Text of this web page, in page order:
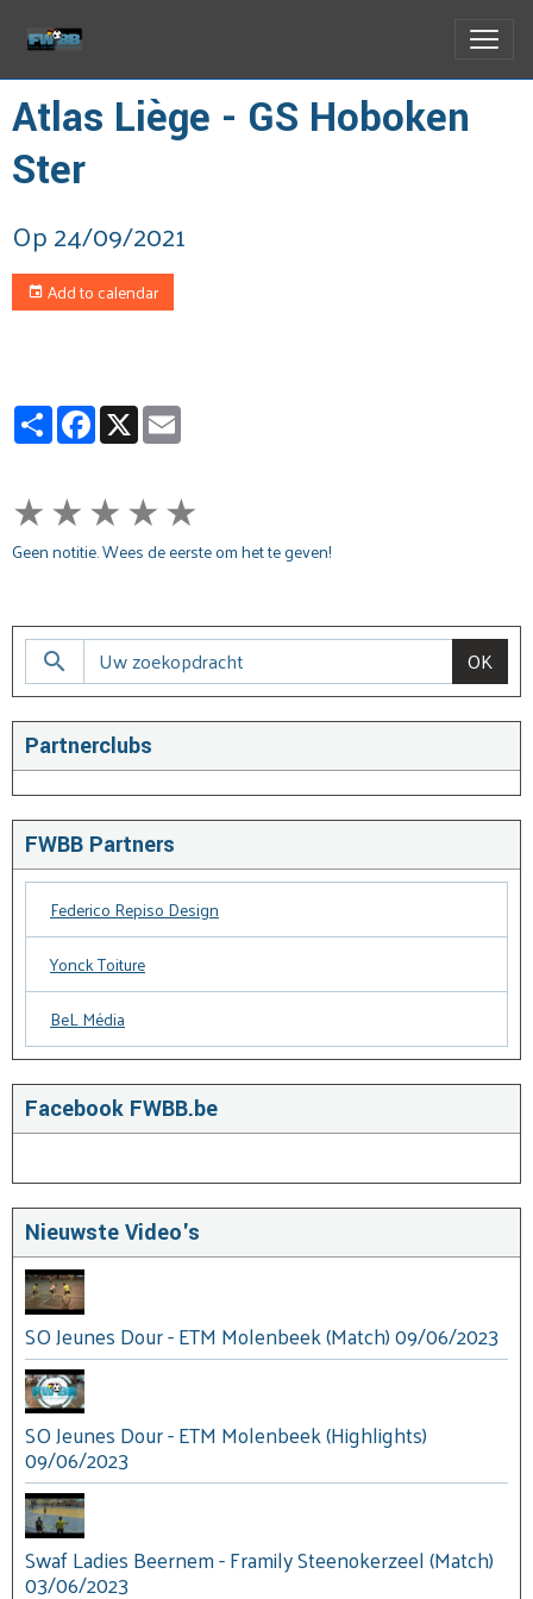
Atlas Liège - GS Hoboken
Ster
Op 24/09/2021
Add to calendar
PartagerFacebook
X
★★★★★
Geen notitie. Wees de eerste om het te geven!
OK
Partnerclubs
FWBB Partners
Federico Repiso Design
Yonck Toiture
BeL Média
Facebook FWBB.be
Nieuwste Video's
SO Jeunes Dour - ETM Molenbeek (Match) 09/06/2023
SO Jeunes Dour - ETM Molenbeek (Highlights)
09/06/2023
Swaf Ladies Beernem - Framily Steenokerzeel (Match)
03/06/2023